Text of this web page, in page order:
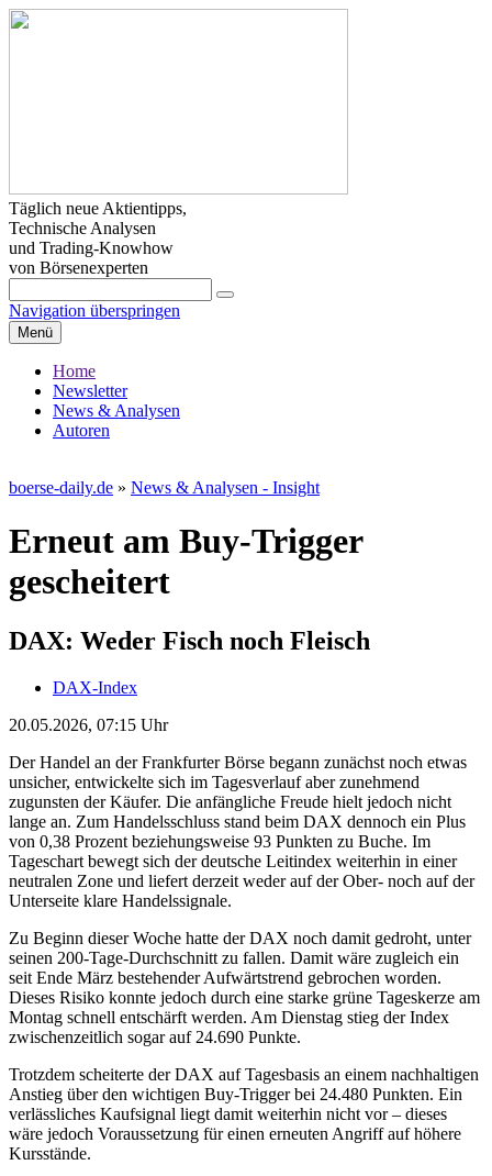
Täglich neue Aktientipps,
Technische Analysen
und Trading-Knowhow
von Börsenexperten
Navigation überspringen
Menü
Home
Newsletter
News & Analysen
Autoren
boerse-daily.de » News & Analysen - Insight
Erneut am Buy-Trigger
gescheitert
DAX: Weder Fisch noch Fleisch
DAX-Index
20.05.2026, 07:15 Uhr
Der Handel an der Frankfurter Börse begann zunächst noch etwas
unsicher, entwickelte sich im Tagesverlauf aber zunehmend
zugunsten der Käufer. Die anfängliche Freude hielt jedoch nicht
lange an. Zum Handelsschluss stand beim DAX dennoch ein Plus
von 0,38 Prozent beziehungsweise 93 Punkten zu Buche. Im
Tageschart bewegt sich der deutsche Leitindex weiterhin in einer
neutralen Zone und liefert derzeit weder auf der Ober- noch auf der
Unterseite klare Handelssignale.
Zu Beginn dieser Woche hatte der DAX noch damit gedroht, unter
seinen 200-Tage-Durchschnitt zu fallen. Damit wäre zugleich ein
seit Ende März bestehender Aufwärtstrend gebrochen worden.
Dieses Risiko konnte jedoch durch eine starke grüne Tageskerze am
Montag schnell entschärft werden. Am Dienstag stieg der Index
zwischenzeitlich sogar auf 24.690 Punkte.
Trotzdem scheiterte der DAX auf Tagesbasis an einem nachhaltigen
Anstieg über den wichtigen Buy-Trigger bei 24.480 Punkten. Ein
verlässliches Kaufsignal liegt damit weiterhin nicht vor – dieses
wäre jedoch Voraussetzung für einen erneuten Angriff auf höhere
Kursstände.